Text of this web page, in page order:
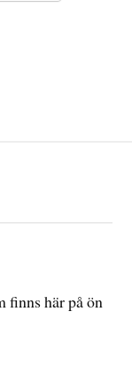
finns här på ön